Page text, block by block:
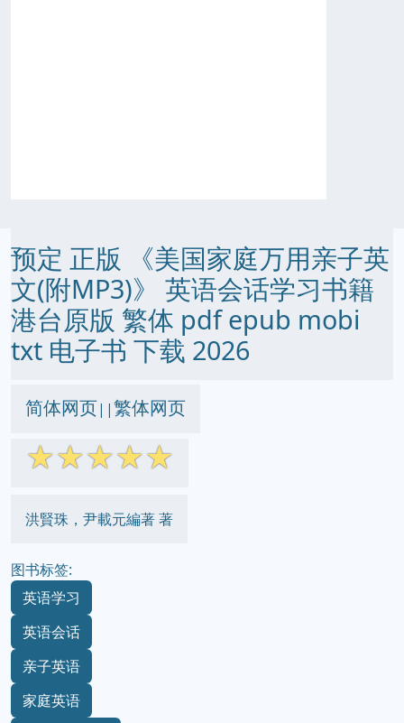
预定 正版 《美国家庭万用亲子英
文(附MP3)》 英语会话学习书籍
港台原版 繁体 pdf epub mobi
txt 电子书 下载 2026
简体网页||繁体网页
☆☆☆☆☆
洪賢珠，尹載元編著 著
图书标签:
英语学习
英语会话
亲子英语
家庭英语